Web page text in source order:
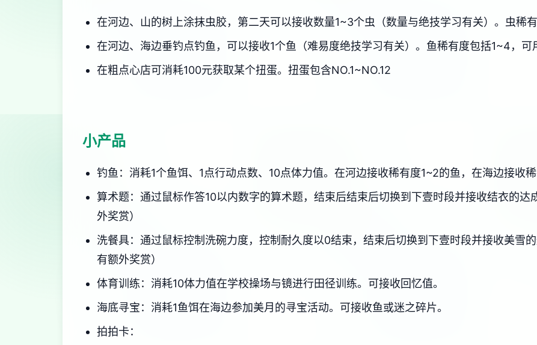
在河边、山的树上涂抹虫胶，第二天可以接收数量1~3个虫（数量与绝技学习有关）。虫稀
在河边、海边垂钓点钓鱼，可以接收1个鱼（难易度绝技学习有关）。鱼稀有度包括1~4，可
在粗点心店可消耗100元获取某个扭蛋。扭蛋包含NO.1~NO.12
小产品
钓鱼：消耗1个鱼饵、1点行动点数、10点体力值。在河边接收稀有度1~2的鱼，在海边接收
算术题：通过鼠标作答10以内数字的算术题，结束后结束后切换到下壹时段并接收结衣的
外奖赏）
洗餐具：通过鼠标控制洗碗力度，控制耐久度以0结束，结束后切换到下壹时段并接收美雪
有额外奖赏）
体育训练：消耗10体力值在学校操场与镜进行田径训练。可接收回忆值。
海底寻宝：消耗1鱼饵在海边参加美月的寻宝活动。可接收鱼或迷之碎片。
拍拍卡：